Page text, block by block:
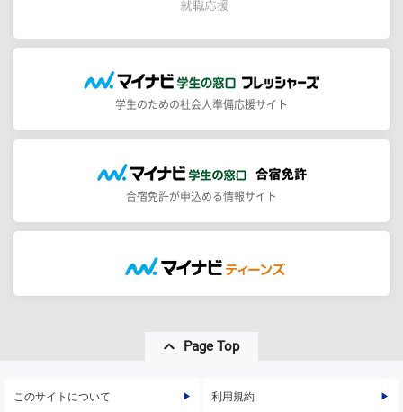
学生のための社会人準備応援サイト
合宿免許が申込める情報サイト
Page Top
このサイトについて 利用規約